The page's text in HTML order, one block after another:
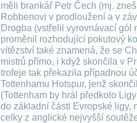
měli brankář Petr Čech (mj.
Robbenovi v prodloužení a v
Drogba (vstřelil vyrovnávací gól
proměnil rozhodující pokutový
vítězství také znamená, že se
mistrů přímo, i když skončila v
trofeje tak překazila případnou
Tottenhamu Hotspur, jenž
(Tottenham by hrál předkolo
do základní části Evropské ligy,
celky z anglické nejvyšší